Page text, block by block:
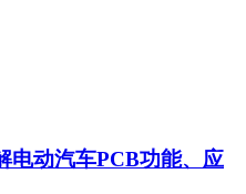
电动汽车PCB功能、应